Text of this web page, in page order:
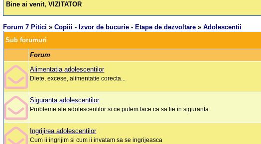
Bine ai venit, VIZITATOR
Forum 7 Pitici »Copiii - Izvor de bucurie - Etape de dezvoltare »Adolescentii
Sub forumuri
Forum
Alimentatia adolescentilor
Diete, excese, alimentatie corecta...
Siguranta adolescentilor
Probleme ale adolescentilor si ce putem face ca sa fie in siguranta
Ingrijirea adolescentilor
Cum ii ingrijim si cum ii invatam sa se ingrijeasca